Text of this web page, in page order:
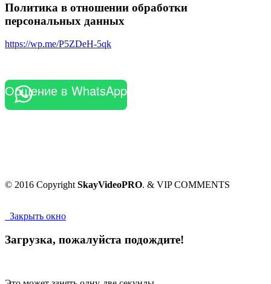
Политика в отношении обработки
персональных данных
https://wp.me/P5ZDeH-5qk
Общение в WhatsApp
© 2016 Copyright SkayVideoPRO. & VIP COMMENTS
Закрыть окно
Загрузка, пожалуйста подождите!